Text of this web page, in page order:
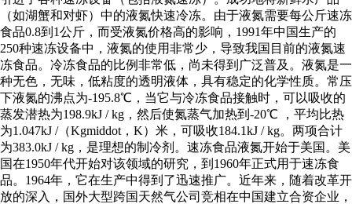
（如湖蟹和对虾）中的液氮快速冷冻。由于液氮需要每公斤速冻
食品0.8到1公斤，而受液氮价格高的影响，1991年中国生产的
250种速冻设备中，液氮的使用非常少，导致我国目前的液氮速
冻食品。冷冻食品的比例非常低，尚未得到广泛普及。液氮是一
种无色，无味，低粘度的透明液体，具有稳定的化学性质。常压
下液氮的沸点为-195.8℃，当它与冷冻食品接触时，可以吸收的
蒸发潜热为198.9kJ / kg，然后使氮蒸气加热到-20℃ ，平均比热
为1.047kJ /（Kgmiddot，K）米，可吸收184.1kJ / kg。两项合计
为383.0kJ / kg，是理想的制冷剂。速冻食品液氮开始于美国。美
国在1950年代开始对该领域的研究，到1960年正式用于速冻食
品。1964年，它在生产中得到了迅速推广。近年来，随着改革开
放的深入，国外大型跨国天然气公司竞相在中国建立合资企业，